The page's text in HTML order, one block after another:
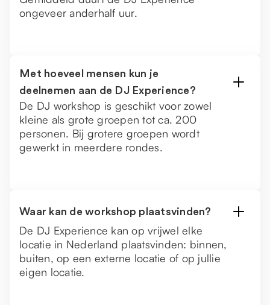
ongeveer anderhalf uur.
Met hoeveel mensen kun je
deelnemen aan de DJ Experience?
De DJ workshop is geschikt voor zowel
kleine als grote groepen tot ca. 200
personen. Bij grotere groepen wordt
gewerkt in meerdere rondes.
Waar kan de workshop plaatsvinden?
De DJ Experience kan op vrijwel elke
locatie in Nederland plaatsvinden: binnen,
buiten, op een externe locatie of op jullie
eigen locatie.